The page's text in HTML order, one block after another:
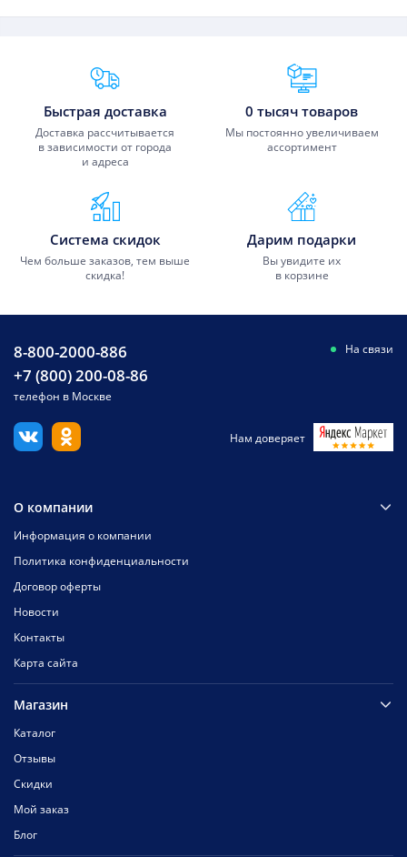
Преимущества Fixmobile
Быстрая доставка
Доставка рассчитывается
в зависимости от города
и адреса
0 тысяч товаров
Мы постоянно увеличиваем
ассортимент
Система скидок
Чем больше заказов, тем выше
скидка!
Дарим подарки
Вы увидите их
в корзине
8-800-2000-886
+7 (800) 200-08-86
телефон в Москве
На связи
Нам доверяет
О компании
Информация о компании
Политика конфиденциальности
Договор оферты
Новости
Контакты
Карта сайта
Магазин
Каталог
Отзывы
Скидки
Мой заказ
Блог